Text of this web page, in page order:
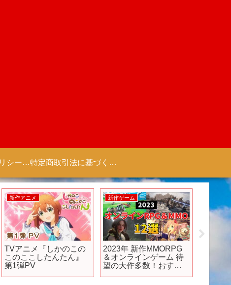
プライバシーポリシー 【Colorful Creation】 特定商取引法に基づく表記（商取引に関する開示）
新作アニメ
TVアニメ『しかのこの
このここしたんたん』
第1弾PV
新作ゲーム
2023年 新作MMORPG
＆オンラインゲーム 待
望の大作多数！おすす
年覇権